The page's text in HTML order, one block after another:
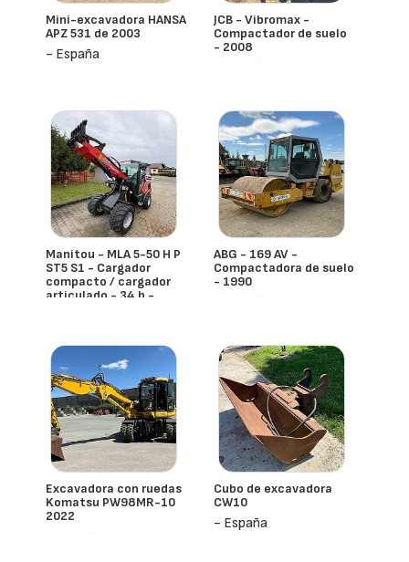
Mini-excavadora HANSA
APZ 531 de 2003
- España
JCB - Vibromax -
Compactador de suelo
- 2008
- España
Manitou - MLA 5-50 H P
ST5 S1 - Cargador
compacto / cargador
articulado - 34 h -
2023
- España
ABG - 169 AV -
Compactadora de suelo
- 1990
- España
Excavadora con ruedas
Komatsu PW98MR-10
2022
- España
Cubo de excavadora
CW10
- España